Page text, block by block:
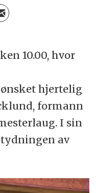
10.00, hvor
hjertelig
formann
I sin
av